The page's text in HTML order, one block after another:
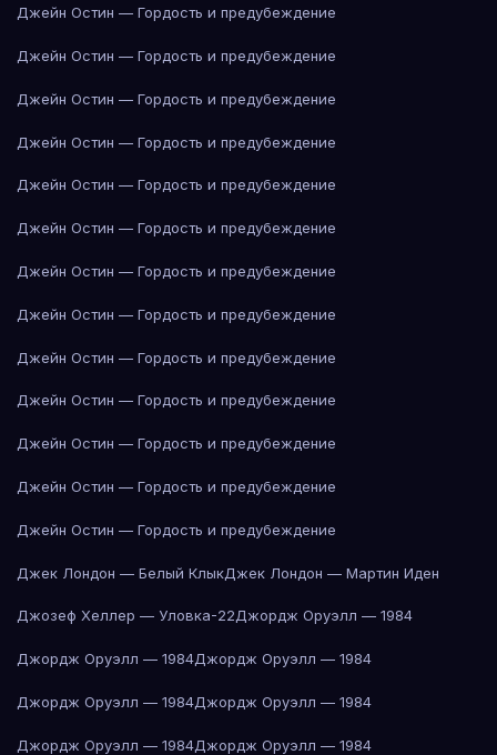
Джейн Остин — Гордость и предубеждение
Джейн Остин — Гордость и предубеждение
Джейн Остин — Гордость и предубеждение
Джейн Остин — Гордость и предубеждение
Джейн Остин — Гордость и предубеждение
Джейн Остин — Гордость и предубеждение
Джейн Остин — Гордость и предубеждение
Джейн Остин — Гордость и предубеждение
Джейн Остин — Гордость и предубеждение
Джейн Остин — Гордость и предубеждение
Джейн Остин — Гордость и предубеждение
Джейн Остин — Гордость и предубеждение
Джейн Остин — Гордость и предубеждение
Джек Лондон — Белый КлыкДжек Лондон — Мартин Иден
Джозеф Хеллер — Уловка-22Джордж Оруэлл — 1984
Джордж Оруэлл — 1984Джордж Оруэлл — 1984
Джордж Оруэлл — 1984Джордж Оруэлл — 1984
Джордж Оруэлл — 1984Джордж Оруэлл — 1984